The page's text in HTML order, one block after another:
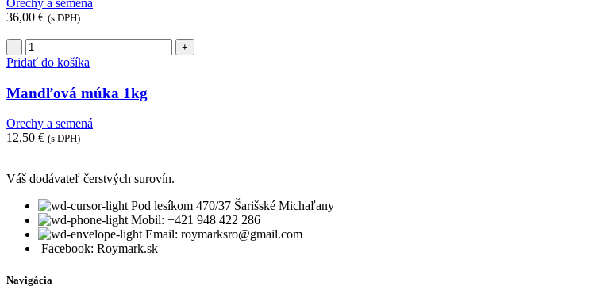
Orechy a semená
36,00 € (s DPH)
množstvo
Mandľová
1kg
Pridať do košíka
Mandľová múka 1kg
Orechy a semená
12,50 € (s DPH)
Váš dodávateľ čerstvých surovín.
Pod lesíkom 470/37 Šarišské Michaľany
Mobil: +421 948 422 286
Email: roymarksro@gmail.com
Facebook: Roymark.sk
Navigácia